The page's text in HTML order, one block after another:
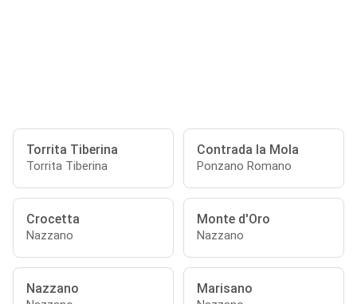
Torrita Tiberina
Torrita Tiberina
Contrada la Mola
Ponzano Romano
Crocetta
Nazzano
Monte d'Oro
Nazzano
Nazzano Marisano